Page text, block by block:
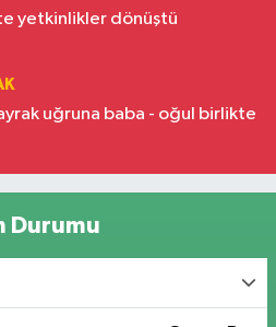
yetkinlikler dönüştü
uğruna baba - oğul birlikte
Durumu